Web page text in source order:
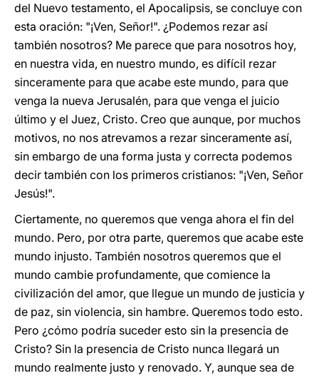
del Nuevo testamento, el Apocalipsis, se concluye con
esta oración: "¡Ven, Señor!". ¿Podemos rezar así
también nosotros? Me parece que para nosotros hoy,
en nuestra vida, en nuestro mundo, es difícil rezar
sinceramente para que acabe este mundo, para que
venga la nueva Jerusalén, para que venga el juicio
último y el Juez, Cristo. Creo que aunque, por muchos
motivos, no nos atrevamos a rezar sinceramente así,
sin embargo de una forma justa y correcta podemos
decir también con los primeros cristianos: "¡Ven, Señor
Jesús!".
Ciertamente, no queremos que venga ahora el fin del
mundo. Pero, por otra parte, queremos que acabe este
mundo injusto. También nosotros queremos que el
mundo cambie profundamente, que comience la
civilización del amor, que llegue un mundo de justicia y
de paz, sin violencia, sin hambre. Queremos todo esto.
Pero ¿cómo podría suceder esto sin la presencia de
Cristo? Sin la presencia de Cristo nunca llegará un
mundo realmente justo y renovado. Y, aunque sea de